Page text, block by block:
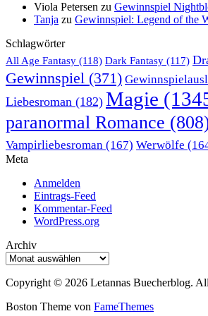
Viola Petersen zu Gewinnspiel
Tanja zu Gewinnspiel: Legend of the
Schlagwörter
All Age Fantasy (118) Dark Fantasy (117)
Gewinnspiel (371)
Liebesroman (182) Magie
paranormal Romance
Vampirliebesroman (167) Werwölfe
Meta
Anmelden
Eintrags-Feed
Kommentar-Feed
WordPress.org
Archiv
Archiv
Copyright © 2026 Letannas Buecherblog.
Boston Theme von FameThemes